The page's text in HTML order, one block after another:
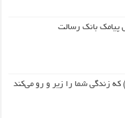
پیامک بانک رسالت
زندگی شما را زیر و رو می‌کند